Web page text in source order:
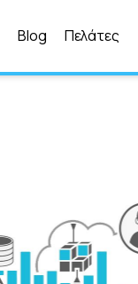
Blog Πελάτες